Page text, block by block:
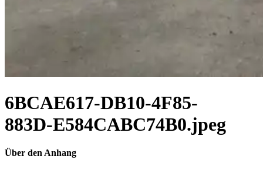
6BCAE617-DB10-4F85-
883D-E584CABC74B0.jpeg
Über den Anhang